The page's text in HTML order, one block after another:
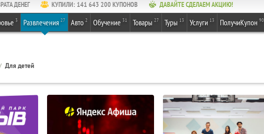
ДЕНЕГ КУПИЛИ: 141 643 200КУПОНОВ ДАВАЙТЕ СДЕЛАЕМ АКЦИЮ!
3 Развлечения 27 Авто 2 Обучение 31 Товары 27 Туры 13 Услуги 13 ПолучиКупон 90
Для детей